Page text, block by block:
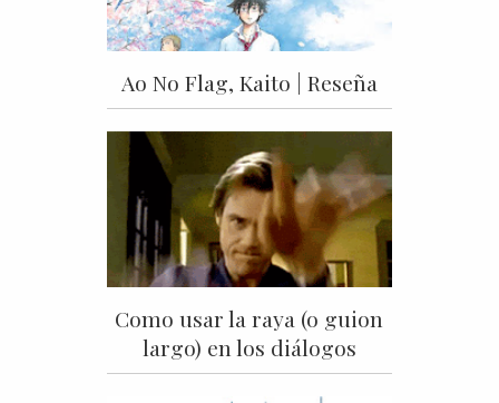
Ao No Flag, Kaito | Reseña
Como usar la raya (o guion
largo) en los diálogos